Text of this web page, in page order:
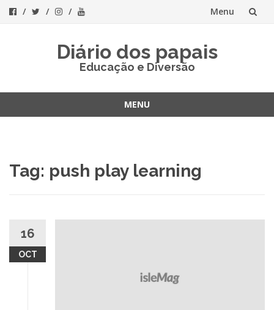
Menu
Diário dos papais
Educação e Diversão
MENU
Tag: push play learning
16
OCT